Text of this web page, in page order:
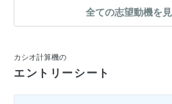
全ての志望動機を
カシオ計算機の
エントリーシート